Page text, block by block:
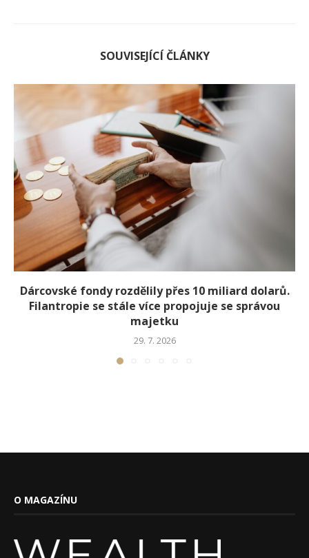
SOUVISEJÍCÍ ČLÁNKY
Dárcovské fondy rozdělily přes 10 miliard dolarů.
Filantropie se stále více propojuje se správou
majetku
29. 7. 2026
O MAGAZÍNU